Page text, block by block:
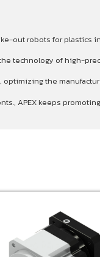
out robots for plastics
technology of high-
the
APEX keeps